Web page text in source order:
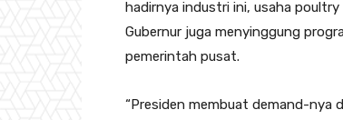
hadirnya industri ini, usaha
Gubernur juga menyinggung
pemerintah pusat.
“Presiden membuat demand-nya